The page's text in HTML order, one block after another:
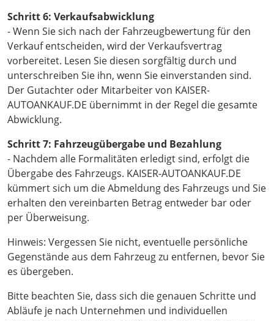
Schritt 6: Verkaufsabwicklung
- Wenn Sie sich nach der Fahrzeugbewertung für den
Verkauf entscheiden, wird der Verkaufsvertrag
vorbereitet. Lesen Sie diesen sorgfältig durch und
unterschreiben Sie ihn, wenn Sie einverstanden sind.
Der Gutachter oder Mitarbeiter von KAISER-
AUTOANKAUF.DE übernimmt in der Regel die gesamte
Abwicklung.
Schritt 7: Fahrzeugübergabe und Bezahlung
- Nachdem alle Formalitäten erledigt sind, erfolgt die
Übergabe des Fahrzeugs. KAISER-AUTOANKAUF.DE
kümmert sich um die Abmeldung des Fahrzeugs und Sie
erhalten den vereinbarten Betrag entweder bar oder
per Überweisung.
Hinweis: Vergessen Sie nicht, eventuelle persönliche
Gegenstände aus dem Fahrzeug zu entfernen, bevor Sie
es übergeben.
Bitte beachten Sie, dass sich die genauen Schritte und
Abläufe je nach Unternehmen und individuellen